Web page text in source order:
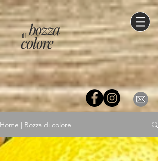
di
colore
bozza
Home | Bozza di colore